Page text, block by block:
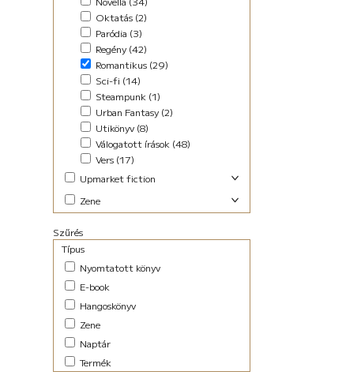
Oktatás (2)
Paródia (3)
Regény (42)
Romantikus (29)
Sci-fi (14)
Steampunk (1)
Urban Fantasy (2)
Utikönyv (8)
Válogatott írások (48)
Vers (17)
Upmarket fiction
Abszurd (9)
Akció (22)
Blogregény (2)
coaching (4)
Családregény (11)
dark academia (1)
dark-romance (7)
Disztópia (6)
Életrajz (25)
Zene
Szűrés
Típus
Nyomtatott könyv
E-book
Hangoskönyv
Zene
Naptár
Termék